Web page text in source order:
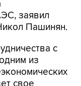
заявил
Пашинян.
с
из